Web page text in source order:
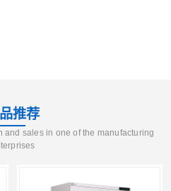
推荐
and sales in one of the manufacturing